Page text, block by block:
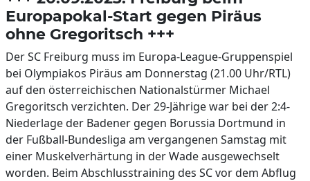
Europapokal-Start gegen Piräus
ohne Gregoritsch +++
Der SC Freiburg muss im Europa-League-Gruppenspiel
bei Olympiakos Piräus am Donnerstag (21.00 Uhr/RTL)
auf den österreichischen Nationalstürmer Michael
Gregoritsch verzichten. Der 29-Jährige war bei der 2:4-
Niederlage der Badener gegen Borussia Dortmund in
der Fußball-Bundesliga am vergangenen Samstag mit
einer Muskelverhärtung in der Wade ausgewechselt
worden. Beim Abschlusstraining des SC vor dem Abflug